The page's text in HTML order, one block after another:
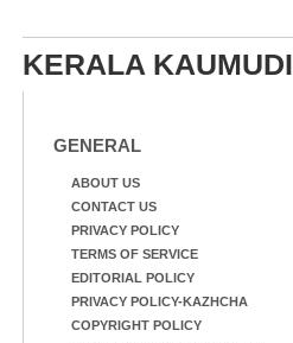
KERALA KAUMUDI
GENERAL
ABOUT US
CONTACT US
PRIVACY POLICY
TERMS OF SERVICE
EDITORIAL POLICY
PRIVACY POLICY-KAZHCHA
COPYRIGHT POLICY